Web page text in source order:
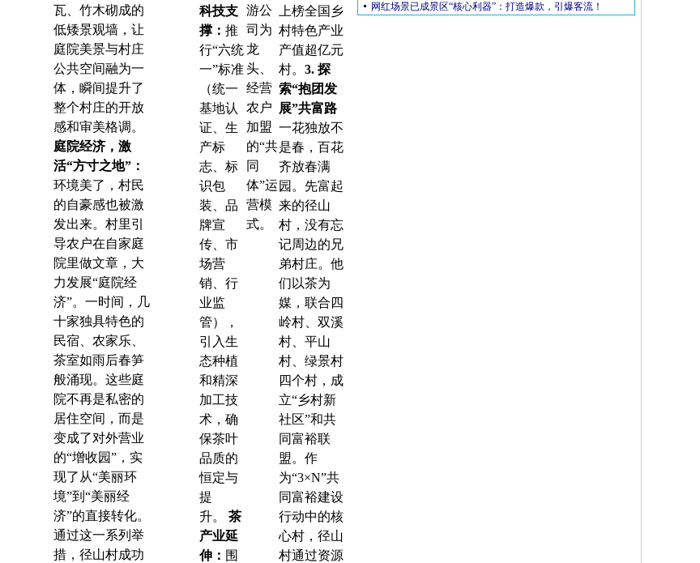
瓦、竹木砌成的
低矮景观墙，让
庭院美景与村庄
公共空间融为一
体，瞬间提升了
整个村庄的开放
感和审美格调。
庭院经济，激
活“方寸之地”：
环境美了，村民
的自豪感也被激
发出来。村里引
导农户在自家庭
院里做文章，大
力发展“庭院经
济”。一时间，几
十家独具特色的
民宿、农家乐、
茶室如雨后春笋
般涌现。这些庭
院不再是私密的
居住空间，而是
变成了对外营业
的“增收园”，实
现了从“美丽环
境”到“美丽经
济”的直接转化。
通过这一系列举
措，径山村成功
科技支
撑： 推
行“六统
一”标准
（统一
基地认
证、生
产标
志、标
识包
装、品
牌宣
传、市
场营
销、行
业监
管），
引入生
态种植
和精深
加工技
术，确
保茶叶
品质的
恒定与
提
升。
茶
产业延
伸： 围
游公
司为
龙
头、
经营
农户
加盟
的“共
同
体”运
营模
式。
上榜全国乡
村特色产业
产值超亿元
村。 3. 探
索“抱团发
展”共富路
一花独放不
是春，百花
齐放春满
园。先富起
来的径山
村，没有忘
记周边的兄
弟村庄。他
们以茶为
媒，联合四
岭村、双溪
村、平山
村、绿景村
四个村，成
立“乡村新
社区”和共
同富裕联
盟。 作
为“3×N”共
同富裕建设
行动中的核
心村，径山
村通过资源
网红场景已成景区“核心利器”：打造爆款，引爆客流！